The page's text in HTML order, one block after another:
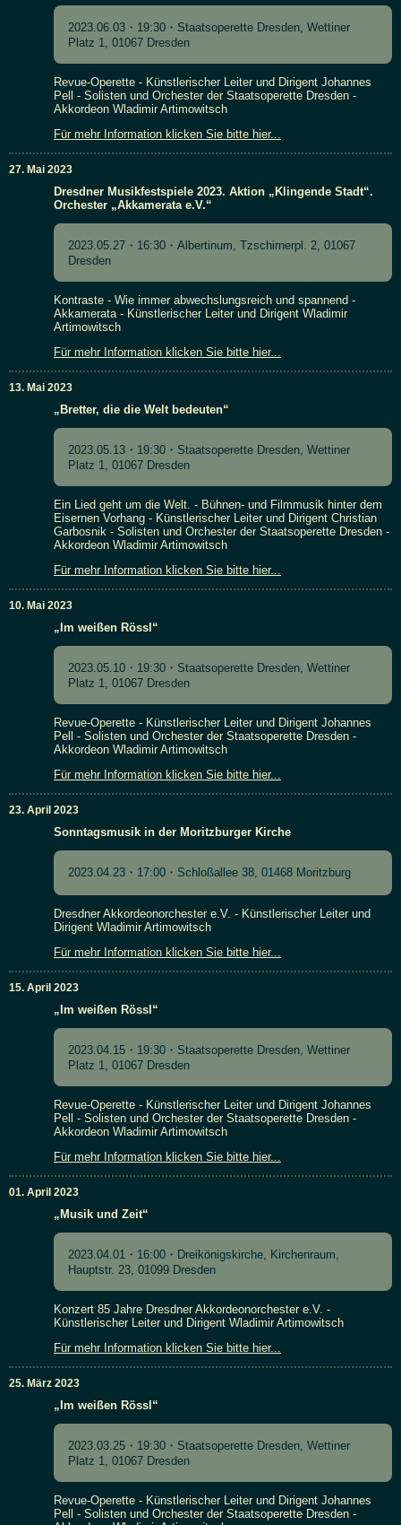
2023.06.03・19:30・Staatsoperette Dresden, Wettiner
Platz 1, 01067 Dresden
Revue-Operette - Künstlerischer Leiter und Dirigent Johannes
Pell - Solisten und Orchester der Staatsoperette Dresden -
Akkordeon Wladimir Artimowitsch
Für mehr Information klicken Sie bitte hier...
27. Mai 2023
Dresdner Musikfestspiele 2023. Aktion „Klingende Stadt“.
Orchester „Akkamerata e.V.“
2023.05.27・16:30・Albertinum, Tzschirnerpl. 2, 01067
Dresden
Kontraste - Wie immer abwechslungsreich und spannend -
Akkamerata - Künstlerischer Leiter und Dirigent Wladimir
Artimowitsch
Für mehr Information klicken Sie bitte hier...
13. Mai 2023
„Bretter, die die Welt bedeuten“
2023.05.13・19:30・Staatsoperette Dresden, Wettiner
Platz 1, 01067 Dresden
Ein Lied geht um die Welt. - Bühnen- und Filmmusik hinter dem
Eisernen Vorhang - Künstlerischer Leiter und Dirigent Christian
Garbosnik - Solisten und Orchester der Staatsoperette Dresden -
Akkordeon Wladimir Artimowitsch
Für mehr Information klicken Sie bitte hier...
10. Mai 2023
„Im weißen Rössl“
2023.05.10・19:30・Staatsoperette Dresden, Wettiner
Platz 1, 01067 Dresden
Revue-Operette - Künstlerischer Leiter und Dirigent Johannes
Pell - Solisten und Orchester der Staatsoperette Dresden -
Akkordeon Wladimir Artimowitsch
Für mehr Information klicken Sie bitte hier...
23. April 2023
Sonntagsmusik in der Moritzburger Kirche
2023.04.23・17:00・Schloßallee 38, 01468 Moritzburg
Dresdner Akkordeonorchester e.V. - Künstlerischer Leiter und
Dirigent Wladimir Artimowitsch
Für mehr Information klicken Sie bitte hier...
15. April 2023
„Im weißen Rössl“
2023.04.15・19:30・Staatsoperette Dresden, Wettiner
Platz 1, 01067 Dresden
Revue-Operette - Künstlerischer Leiter und Dirigent Johannes
Pell - Solisten und Orchester der Staatsoperette Dresden -
Akkordeon Wladimir Artimowitsch
Für mehr Information klicken Sie bitte hier...
01. April 2023
„Musik und Zeit“
2023.04.01・16:00・Dreikönigskirche, Kirchenraum,
Hauptstr. 23, 01099 Dresden
Konzert 85 Jahre Dresdner Akkordeonorchester e.V. -
Künstlerischer Leiter und Dirigent Wladimir Artimowitsch
Für mehr Information klicken Sie bitte hier...
25. März 2023
„Im weißen Rössl“
2023.03.25・19:30・Staatsoperette Dresden, Wettiner
Platz 1, 01067 Dresden
Revue-Operette - Künstlerischer Leiter und Dirigent Johannes
Pell - Solisten und Orchester der Staatsoperette Dresden -